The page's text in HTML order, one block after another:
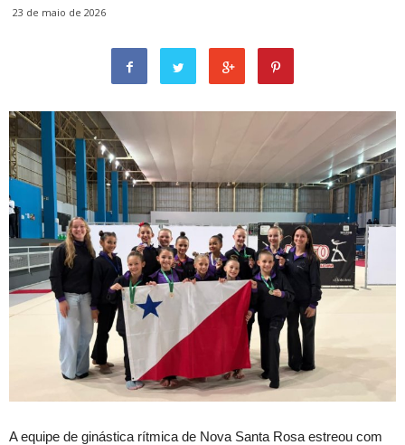
23 de maio de 2026
A equipe de ginástica rítmica de Nova Santa Rosa estreou com